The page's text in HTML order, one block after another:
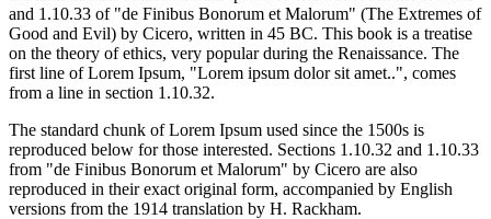
and 1.10.33 of "de Finibus Bonorum et Malorum" (The Extremes of
Good and Evil) by Cicero, written in 45 BC. This book is a treatise
on the theory of ethics, very popular during the Renaissance. The
first line of Lorem Ipsum, "Lorem ipsum dolor sit amet..", comes
from a line in section 1.10.32.
The standard chunk of Lorem Ipsum used since the 1500s is
reproduced below for those interested. Sections 1.10.32 and 1.10.33
from "de Finibus Bonorum et Malorum" by Cicero are also
reproduced in their exact original form, accompanied by English
versions from the 1914 translation by H. Rackham.